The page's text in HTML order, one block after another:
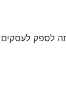
לספק לעסקים